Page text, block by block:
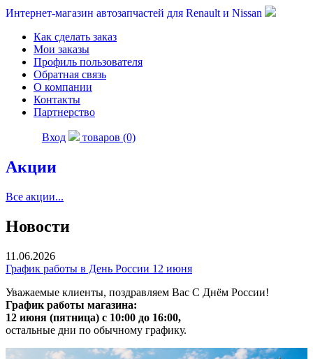
Интернет-магазин автозапчастей для Renault и Nissan
Как сделать заказ
Мои заказы
Профиль пользователя
Обратная связь
О компании
Контакты
Партнерство
Вход товаров (0)
Акции
Все акции...
Новости
11.06.2026
График работы в День России 12 июня
Уважаемые клиенты, поздравляем Вас С Днём России!
График работы магазина:
12 июня (пятница) с 10:00 до 16:00,
остальные дни по обычному графику.